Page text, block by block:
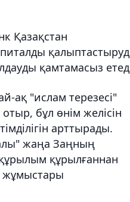
Қазақстан
қамтамасыз
ақ "ислам терезесі"
бұл өнім желісін
арттырады.
жаңа Заңның
құрылғаннан
жұмыстары